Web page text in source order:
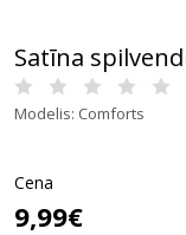
Satīna
Modelis: Comforts
Cena
9,99€